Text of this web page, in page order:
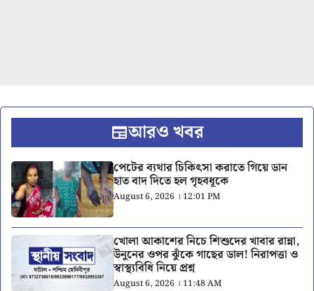
আরও খবর
পেটের ব্যথার চিকিৎসা করাতে গিয়ে ডান
হাত বাদ দিতে হল গৃহবধূকে
August 6, 2026 । 12:01 PM
খোলা আকাশের নিচে শিশুদের খাবার রান্না,
উনুনের ওপর ঝুঁকে গাছের ডাল! নিরাপত্তা ও
স্বাস্থ্যবিধি নিয়ে প্রশ্ন
August 6, 2026 । 11:48 AM